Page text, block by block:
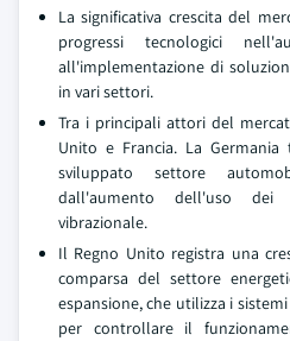
La significativa crescita del
progressi tecnologici
all'implementazione di
in vari settori.
Tra i principali attori del
Unito e Francia. La
sviluppato settore
dall'aumento dell'uso dei
vibrazionale.
Il Regno Unito registra una
comparsa del settore
espansione, che utilizza i
per controllare il